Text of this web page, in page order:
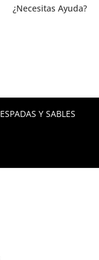
¿Necesitas Ayuda?
ESPADAS Y SABLES